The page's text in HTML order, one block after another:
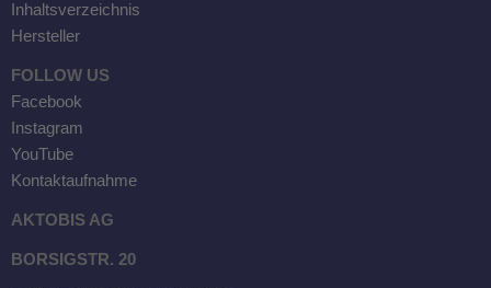
Inhaltsverzeichnis
Hersteller
FOLLOW US
Facebook
Instagram
YouTube
Kontaktaufnahme
AKTOBIS AG
BORSIGSTR. 20